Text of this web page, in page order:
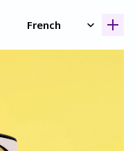
French